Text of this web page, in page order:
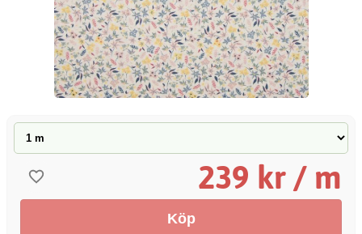
239 kr / m